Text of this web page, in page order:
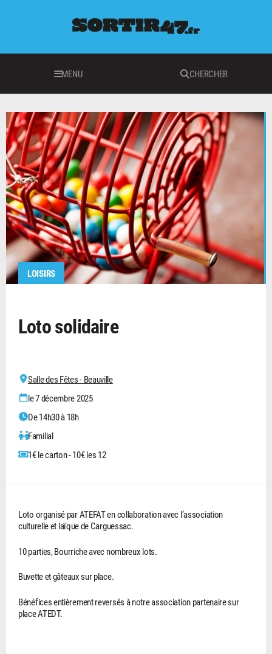
MENU CHERCHER
LOISIRS
Loto solidaire
Salle des Fêtes - Beauville
le 7 décembre 2025
De 14h30 à 18h
Familial
1€ le carton - 10€ les 12
Loto organisé par ATEFAT en collaboration avec l’association
culturelle et laïque de Carguessac.
10 parties, Bourriche avec nombreux lots.
Buvette et gâteaux sur place.
Bénéfices entièrement reversés à notre association partenaire sur
place ATEDT.